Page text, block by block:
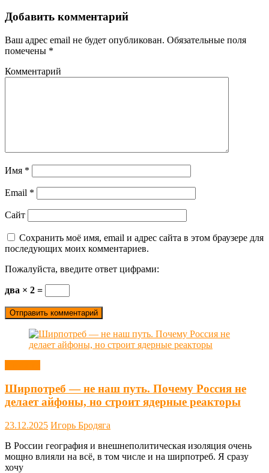
Добавить комментарий
Ваш адрес email не будет опубликован. Обязательные поля
помечены *
Комментарий
Имя *
Email *
Сайт
Сохранить моё имя, email и адрес сайта в этом браузере для
последующих моих комментариев.
Пожалуйста, введите ответ цифрами:
два × 2 =
Ширпотреб — не наш путь. Почему Россия не
делает айфоны, но строит ядерные реакторы
23.12.2025 Игорь Бродяга
В России география и внешнеполитическая изоляция очень
мощно влияли на всё, в том числе и на ширпотреб. Я сразу
хочу